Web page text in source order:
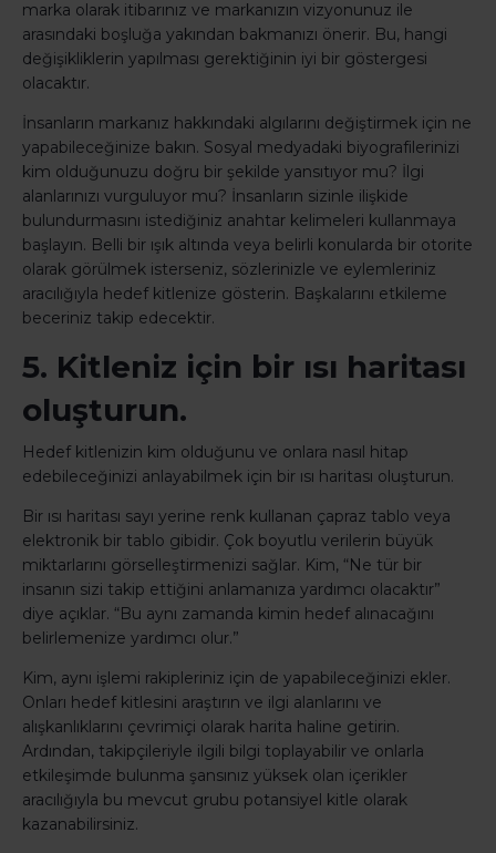
marka olarak itibarınız ve markanızın vizyonunuz ile
arasındaki boşluğa yakından bakmanızı önerir. Bu, hangi
değişikliklerin yapılması gerektiğinin iyi bir göstergesi
olacaktır.
İnsanların markanız hakkındaki algılarını değiştirmek için ne
yapabileceğinize bakın. Sosyal medyadaki biyografilerinizi
kim olduğunuzu doğru bir şekilde yansıtıyor mu? İlgi
alanlarınızı vurguluyor mu? İnsanların sizinle ilişkide
bulundurmasını istediğiniz anahtar kelimeleri kullanmaya
başlayın. Belli bir ışık altında veya belirli konularda bir otorite
olarak görülmek isterseniz, sözlerinizle ve eylemleriniz
aracılığıyla hedef kitlenize gösterin. Başkalarını etkileme
beceriniz takip edecektir.
5. Kitleniz için bir ısı haritası
oluşturun.
Hedef kitlenizin kim olduğunu ve onlara nasıl hitap
edebileceğinizi anlayabilmek için bir ısı haritası oluşturun.
Bir ısı haritası sayı yerine renk kullanan çapraz tablo veya
elektronik bir tablo gibidir. Çok boyutlu verilerin büyük
miktarlarını görselleştirmenizi sağlar. Kim, “Ne tür bir
insanın sizi takip ettiğini anlamanıza yardımcı olacaktır”
diye açıklar. “Bu aynı zamanda kimin hedef alınacağını
belirlemenize yardımcı olur.”
Kim, aynı işlemi rakipleriniz için de yapabileceğinizi ekler.
Onları hedef kitlesini araştırın ve ilgi alanlarını ve
alışkanlıklarını çevrimiçi olarak harita haline getirin.
Ardından, takipçileriyle ilgili bilgi toplayabilir ve onlarla
etkileşimde bulunma şansınız yüksek olan içerikler
aracılığıyla bu mevcut grubu potansiyel kitle olarak
kazanabilirsiniz.